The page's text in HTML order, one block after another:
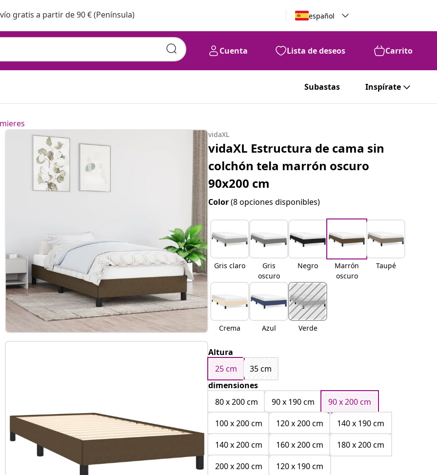
gratis a partir de 90 € (Península) español
Cuenta Lista de deseos Carrito
Subastas Inspírate
vidaXL
vidaXL Estructura de cama sin
colchón tela marrón oscuro
90x200 cm
Color(8 opciones disponibles)
Gris claro
Gris
oscuro
Negro
Marrón
oscuro
Taupé
Crema Azul Verde
Altura
25 cm
35 cm
dimensiones
80 x 200 cm
90 x 190 cm
90 x 200 cm
100 x 200 cm
120 x 200 cm
140 x 190 cm
140 x 200 cm
160 x 200 cm
180 x 200 cm
200 x 200 cm
120 x 190 cm